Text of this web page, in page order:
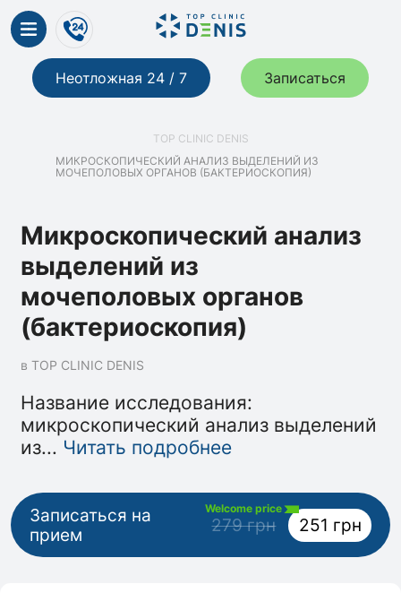
Неотложная 24 / 7 Записаться
TOP CLINIC DENIS
МИКРОСКОПИЧЕСКИЙ АНАЛИЗ ВЫДЕЛЕНИЙ ИЗ
МОЧЕПОЛОВЫХ ОРГАНОВ (БАКТЕРИОСКОПИЯ)
Микроскопический анализ
выделений из
мочеполовых органов
(бактериоскопия)
в TOP CLINIC DENIS
Название исследования:
микроскопический анализ выделений
из... Читать подробнее
Записаться на
прием
Welcome price
279 грн 251 грн